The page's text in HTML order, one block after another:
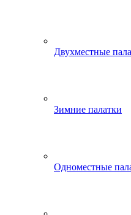
Двухместные
Зимние палатки
Одноместные